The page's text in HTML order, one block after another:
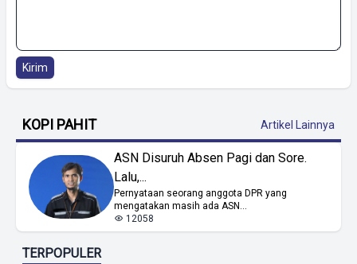
Kirim
KOPI PAHIT Artikel Lainnya
ASN Disuruh Absen Pagi dan Sore.
Lalu,...
Pernyataan seorang anggota DPR yang
mengatakan masih ada ASN...
12058
TERPOPULER